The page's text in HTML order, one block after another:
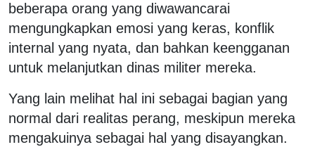
beberapa orang yang diwawancarai
mengungkapkan emosi yang keras, konflik
internal yang nyata, dan bahkan keengganan
untuk melanjutkan dinas militer mereka.
Yang lain melihat hal ini sebagai bagian yang
normal dari realitas perang, meskipun mereka
mengakuinya sebagai hal yang disayangkan.